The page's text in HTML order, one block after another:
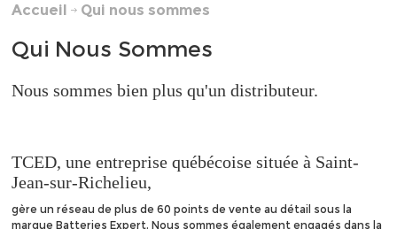
Accueil Qui nous sommes
Qui Nous Sommes
Nous sommes bien plus qu'un distributeur.
TCED, une entreprise québécoise située à Saint-
Jean-sur-Richelieu,
gère un réseau de plus de 60 points de vente au détail sous la
marque Batteries Expert. Nous sommes également engagés dans la